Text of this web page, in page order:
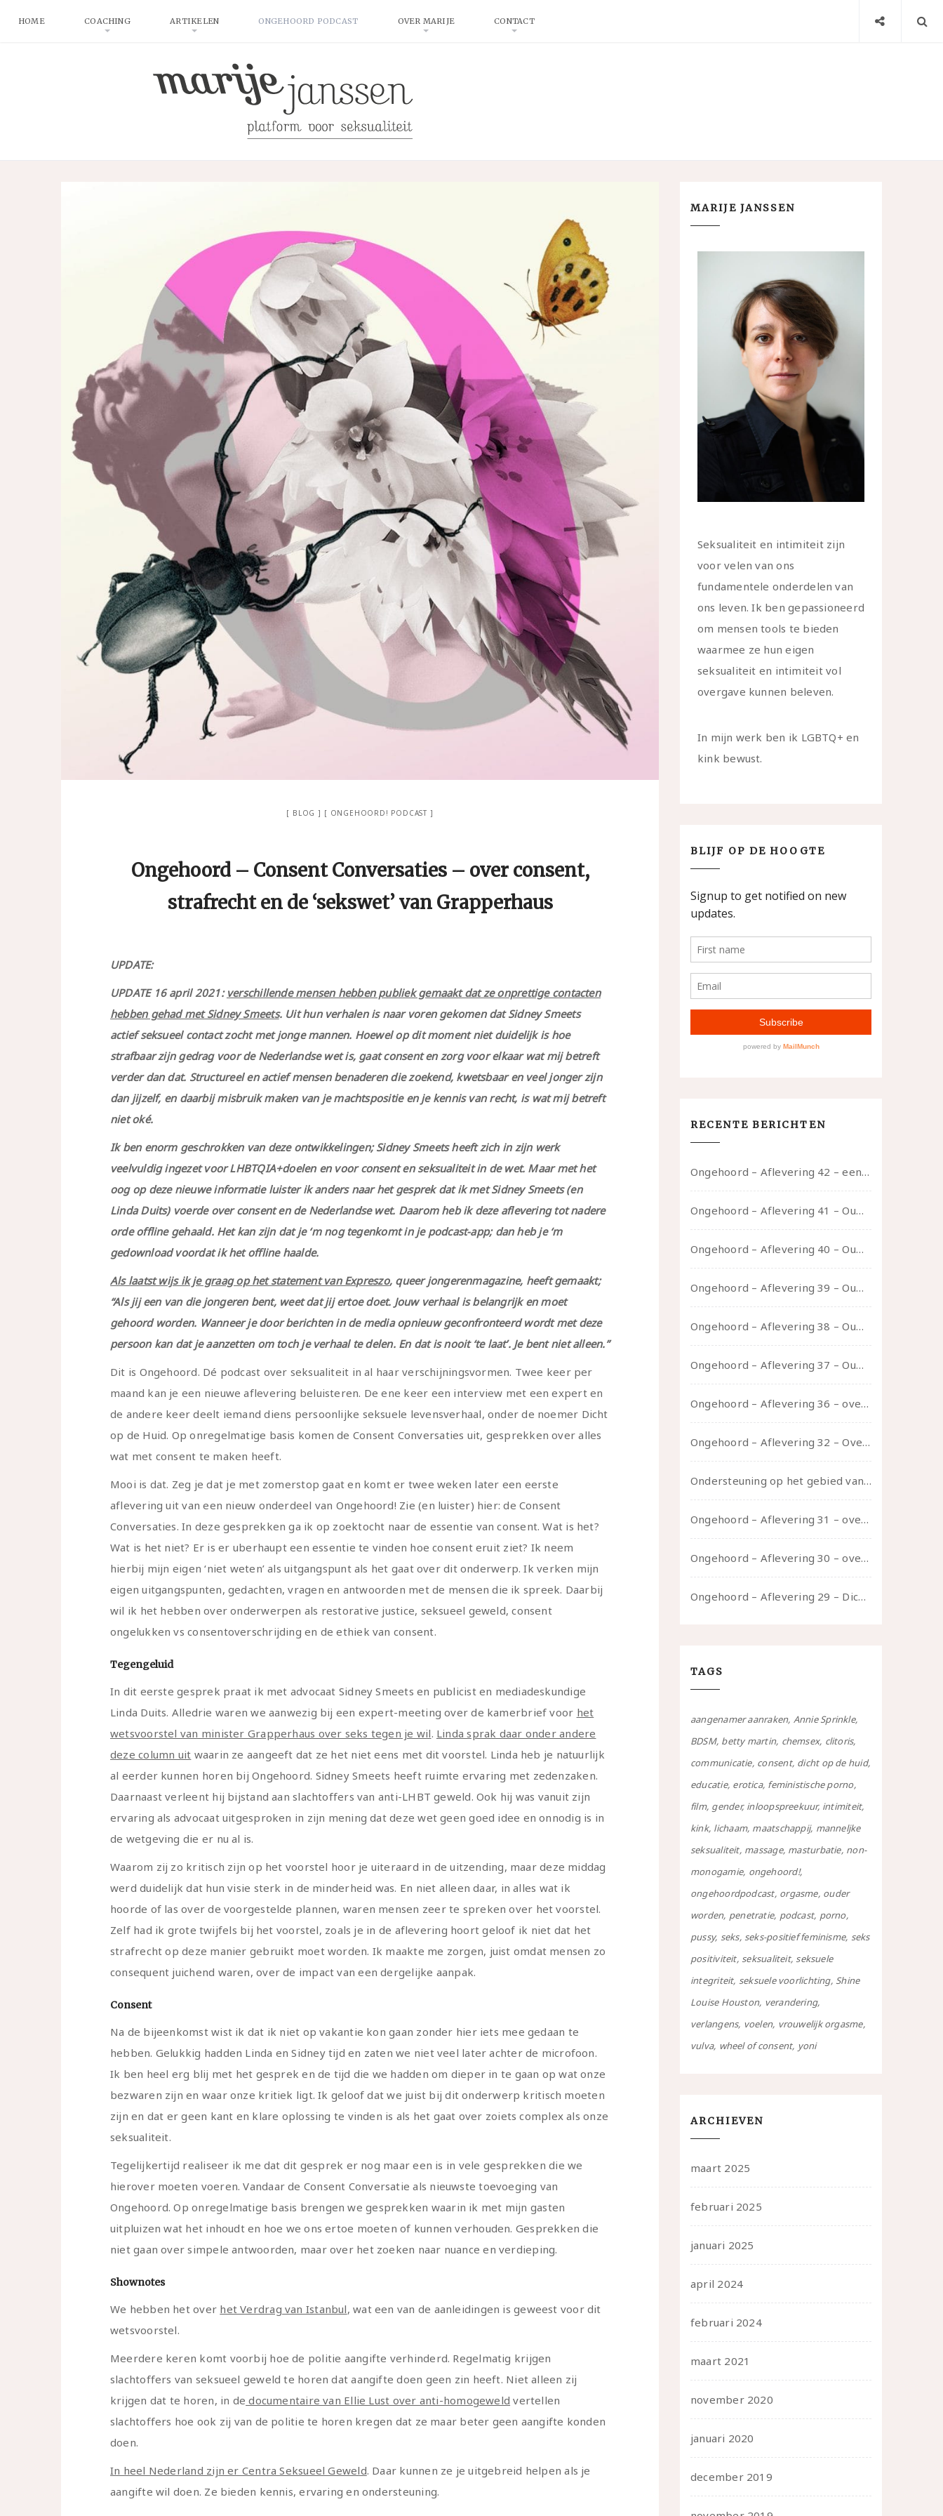
HOME COACHING ARTIKELEN ONGEHOORD PODCAST OVER MARIJE CONTACT
BLOG ONGEHOORD! PODCAST
Ongehoord – Consent Conversaties – over consent,
strafrecht en de ‘sekswet’ van Grapperhaus
UPDATE:
UPDATE 16 april 2021: verschillende mensen hebben publiek gemaakt dat ze onprettige contacten
hebben gehad met Sidney Smeets. Uit hun verhalen is naar voren gekomen dat Sidney Smeets
actief seksueel contact zocht met jonge mannen. Hoewel op dit moment niet duidelijk is hoe
strafbaar zijn gedrag voor de Nederlandse wet is, gaat consent en zorg voor elkaar wat mij betreft
verder dan dat. Structureel en actief mensen benaderen die zoekend, kwetsbaar en veel jonger zijn
dan jijzelf, en daarbij misbruik maken van je machtspositie en je kennis van recht, is wat mij betreft
niet oké.
Ik ben enorm geschrokken van deze ontwikkelingen; Sidney Smeets heeft zich in zijn werk
veelvuldig ingezet voor LHBTQIA+doelen en voor consent en seksualiteit in de wet. Maar met het
oog op deze nieuwe informatie luister ik anders naar het gesprek dat ik met Sidney Smeets (en
Linda Duits) voerde over consent en de Nederlandse wet. Daarom heb ik deze aflevering tot nadere
orde offline gehaald. Het kan zijn dat je ‘m nog tegenkomt in je podcast-app; dan heb je ‘m
gedownload voordat ik het offline haalde.
Als laatst wijs ik je graag op het statement van Expreszo, queer jongerenmagazine, heeft gemaakt;
“Als jij een van die jongeren bent, weet dat jij ertoe doet. Jouw verhaal is belangrijk en moet
gehoord worden. Wanneer je door berichten in de media opnieuw geconfronteerd wordt met deze
persoon kan dat je aanzetten om toch je verhaal te delen. En dat is nooit ‘te laat’. Je bent niet alleen.”
Dit is Ongehoord. Dé podcast over seksualiteit in al haar verschijningsvormen. Twee keer per
maand kan je een nieuwe aflevering beluisteren. De ene keer een interview met een expert en
de andere keer deelt iemand diens persoonlijke seksuele levensverhaal, onder de noemer Dicht
op de Huid. Op onregelmatige basis komen de Consent Conversaties uit, gesprekken over alles
wat met consent te maken heeft.
Mooi is dat. Zeg je dat je met zomerstop gaat en komt er twee weken later een eerste
aflevering uit van een nieuw onderdeel van Ongehoord! Zie (en luister) hier: de Consent
Conversaties. In deze gesprekken ga ik op zoektocht naar de essentie van consent. Wat is het?
Wat is het niet? Er is er uberhaupt een essentie te vinden hoe consent eruit ziet? Ik neem
hierbij mijn eigen ‘niet weten’ als uitgangspunt als het gaat over dit onderwerp. Ik verken mijn
eigen uitgangspunten, gedachten, vragen en antwoorden met de mensen die ik spreek. Daarbij
wil ik het hebben over onderwerpen als restorative justice, seksueel geweld, consent
ongelukken vs consentoverschrijding en de ethiek van consent.
Tegengeluid
In dit eerste gesprek praat ik met advocaat Sidney Smeets en publicist en mediadeskundige
Linda Duits. Alledrie waren we aanwezig bij een expert-meeting over de kamerbrief voor het
wetsvoorstel van minister Grapperhaus over seks tegen je wil. Linda sprak daar onder andere
deze column uit waarin ze aangeeft dat ze het niet eens met dit voorstel. Linda heb je natuurlijk
al eerder kunnen horen bij Ongehoord. Sidney Smeets heeft ruimte ervaring met zedenzaken.
Daarnaast verleent hij bijstand aan slachtoffers van anti-LHBT geweld. Ook hij was vanuit zijn
ervaring als advocaat uitgesproken in zijn mening dat deze wet geen goed idee en onnodig is in
de wetgeving die er nu al is.
Waarom zij zo kritisch zijn op het voorstel hoor je uiteraard in de uitzending, maar deze middag
werd duidelijk dat hun visie sterk in de minderheid was. En niet alleen daar, in alles wat ik
hoorde of las over de voorgestelde plannen, waren mensen zeer te spreken over het voorstel.
Zelf had ik grote twijfels bij het voorstel, zoals je in de aflevering hoort geloof ik niet dat het
strafrecht op deze manier gebruikt moet worden. Ik maakte me zorgen, juist omdat mensen zo
consequent juichend waren, over de impact van een dergelijke aanpak.
Consent
Na de bijeenkomst wist ik dat ik niet op vakantie kon gaan zonder hier iets mee gedaan te
hebben. Gelukkig hadden Linda en Sidney tijd en zaten we niet veel later achter de microfoon.
Ik ben heel erg blij met het gesprek en de tijd die we hadden om dieper in te gaan op wat onze
bezwaren zijn en waar onze kritiek ligt. Ik geloof dat we juist bij dit onderwerp kritisch moeten
zijn en dat er geen kant en klare oplossing te vinden is als het gaat over zoiets complex als onze
seksualiteit.
Tegelijkertijd realiseer ik me dat dit gesprek er nog maar een is in vele gesprekken die we
hierover moeten voeren. Vandaar de Consent Conversatie als nieuwste toevoeging van
Ongehoord. Op onregelmatige basis brengen we gesprekken waarin ik met mijn gasten
uitpluizen wat het inhoudt en hoe we ons ertoe moeten of kunnen verhouden. Gesprekken die
niet gaan over simpele antwoorden, maar over het zoeken naar nuance en verdieping.
Shownotes
We hebben het over het Verdrag van Istanbul, wat een van de aanleidingen is geweest voor dit
wetsvoorstel.
Meerdere keren komt voorbij hoe de politie aangifte verhinderd. Regelmatig krijgen
slachtoffers van seksueel geweld te horen dat aangifte doen geen zin heeft. Niet alleen zij
krijgen dat te horen, in de documentaire van Ellie Lust over anti-homogeweld vertellen
slachtoffers hoe ook zij van de politie te horen kregen dat ze maar beter geen aangifte konden
doen.
In heel Nederland zijn er Centra Seksueel Geweld. Daar kunnen ze je uitgebreid helpen als je
aangifte wil doen. Ze bieden kennis, ervaring en ondersteuning.
MARIJE JANSSEN
Seksualiteit en intimiteit zijn
voor velen van ons
fundamentele onderdelen van
ons leven. Ik ben gepassioneerd
om mensen tools te bieden
waarmee ze hun eigen
seksualiteit en intimiteit vol
overgave kunnen beleven.
In mijn werk ben ik LGBTQ+ en
kink bewust.
BLIJF OP DE HOOGTE
RECENTE BERICHTEN
Ongehoord – Aflevering 42 – een gesprek met marijn over seksueel opbloeien, het ouderschap uitvinden en verschillende leeftijden in je mee dragen
Ongehoord – Aflevering 41 – Ouwelui, een gesprek met Marcelle over polyamorie op latere leeftijd, (mantel)zorg voor je partners en seksueel plezier.
Ongehoord – Aflevering 40 – Ouwelui, een gesprek met Sadie Lune over vormende relaties en de geschiedenis van de queer pornobeweging
Ongehoord – Aflevering 39 – Ouwelui, een gesprek met Pepijn en Ivo over hun regenbooggezin, eigenzinnig ouder worden en Cruise Control
Ongehoord – Aflevering 38 – Ouwelui, een gesprek met vreer over behoefte aan geborgenheid en het behouden van je idealen
Ongehoord – Aflevering 37 – Ouwelui, een gesprek met non over seksualiteit, transitie en ageism
Ongehoord – Aflevering 36 – over transformative justice – in gesprek met Ella en carson
Ongehoord – Aflevering 32 – Over autisme en seksualiteit – in gesprek met Roos Reijbroek
Ondersteuning op het gebied van consent en seksualiteit
Ongehoord – Aflevering 31 – over seks, professioneel en persoonlijk, een gesprek met Marije
Ongehoord – Aflevering 30 – over vertragen, consent en negatieve gevoelens met Meg-John Barker
Ongehoord – Aflevering 29 – Dicht op de Huid: Anita
TAGS
aangenamer aanraken Annie Sprinkle
BDSM betty martin chemsex clitoris
communicatie consent dicht op de huid
educatie erotica feministische porno
film gender inloopspreekuur intimiteit
kink lichaam maatschappij manneljke
seksualiteit massage masturbatie non-
monogamie ongehoord!
ongehoordpodcast orgasme ouder
worden penetratie podcast porno
pussy seks seks-positief feminisme seks
positiviteit seksualiteit seksuele
integriteit seksuele voorlichting Shine
Louise Houston verandering
verlangens voelen vrouwelijk orgasme
vulva wheel of consent yoni
ARCHIEVEN
maart 2025
februari 2025
januari 2025
april 2024
februari 2024
maart 2021
november 2020
januari 2020
december 2019